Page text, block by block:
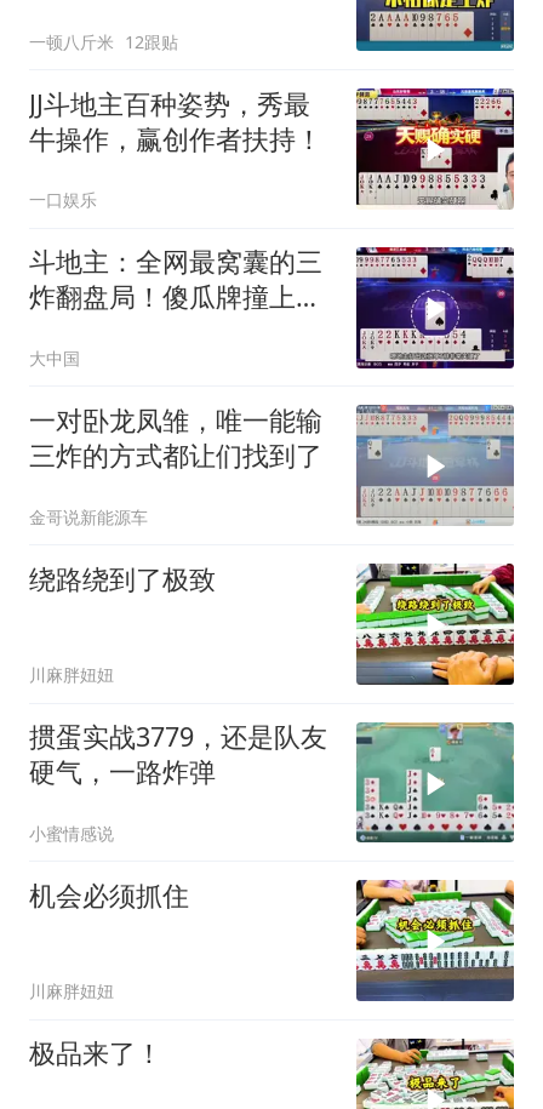
一顿八斤米 12跟贴
JJ斗地主百种姿势，秀最
牛操作，赢创作者扶持！
一口娱乐
斗地主：全网最窝囊的三
炸翻盘局！傻瓜牌撞上大
大中国
一对卧龙凤雏，唯一能输
三炸的方式都让们找到了
金哥说新能源车
绕路绕到了极致
川麻胖妞妞
掼蛋实战3779，还是队友
硬气，一路炸弹
小蜜情感说
机会必须抓住
川麻胖妞妞
极品来了！